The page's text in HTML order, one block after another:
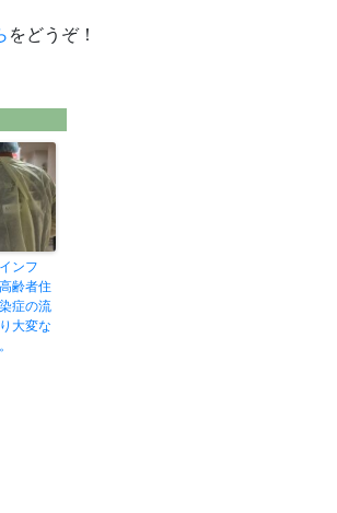
をどうぞ！
ンフ
齢者住
症の流
大変な